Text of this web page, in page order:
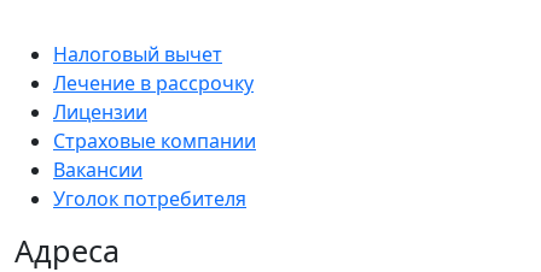
Налоговый вычет
Лечение в рассрочку
Лицензии
Страховые компании
Вакансии
Уголок потребителя
Адреса